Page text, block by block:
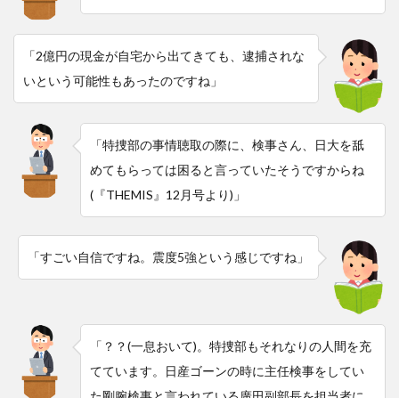
「2億円の現金が自宅から出てきても、逮捕されな
いという可能性もあったのですね」
「特捜部の事情聴取の際に、検事さん、日大を舐
めてもらっては困ると言っていたそうですからね
(『THEMIS』12月号より)」
「すごい自信ですね。震度5強という感じですね」
「？？(一息おいて)。特捜部もそれなりの人間を充
てています。日産ゴーンの時に主任検事をしてい